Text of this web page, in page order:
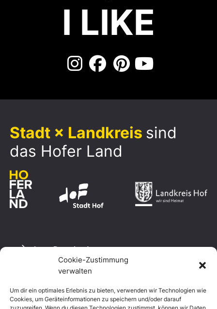
Cookie-Zustimmung
verwalten
Um dir ein optimales Erlebnis zu bieten, verwenden wir Technologien wie
Cookies, um Geräteinformationen zu speichern und/oder darauf
I LIKE
Stadt × Landkreis sind
das Hofer Land
Logo Download
Datenschutzerklärung
Impressum